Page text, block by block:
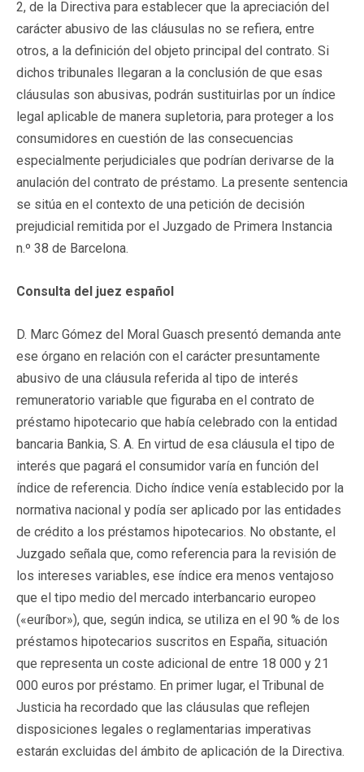
2, de la Directiva para establecer que la apreciación del
carácter abusivo de las cláusulas no se refiera, entre
otros, a la definición del objeto principal del contrato. Si
dichos tribunales llegaran a la conclusión de que esas
cláusulas son abusivas, podrán sustituirlas por un índice
legal aplicable de manera supletoria, para proteger a los
consumidores en cuestión de las consecuencias
especialmente perjudiciales que podrían derivarse de la
anulación del contrato de préstamo. La presente sentencia
se sitúa en el contexto de una petición de decisión
prejudicial remitida por el Juzgado de Primera Instancia
n.º 38 de Barcelona.
Consulta del juez español
D. Marc Gómez del Moral Guasch presentó demanda ante
ese órgano en relación con el carácter presuntamente
abusivo de una cláusula referida al tipo de interés
remuneratorio variable que figuraba en el contrato de
préstamo hipotecario que había celebrado con la entidad
bancaria Bankia, S. A. En virtud de esa cláusula el tipo de
interés que pagará el consumidor varía en función del
índice de referencia. Dicho índice venía establecido por la
normativa nacional y podía ser aplicado por las entidades
de crédito a los préstamos hipotecarios. No obstante, el
Juzgado señala que, como referencia para la revisión de
los intereses variables, ese índice era menos ventajoso
que el tipo medio del mercado interbancario europeo
(«euríbor»), que, según indica, se utiliza en el 90 % de los
préstamos hipotecarios suscritos en España, situación
que representa un coste adicional de entre 18 000 y 21
000 euros por préstamo. En primer lugar, el Tribunal de
Justicia ha recordado que las cláusulas que reflejen
disposiciones legales o reglamentarias imperativas
estarán excluidas del ámbito de aplicación de la Directiva.